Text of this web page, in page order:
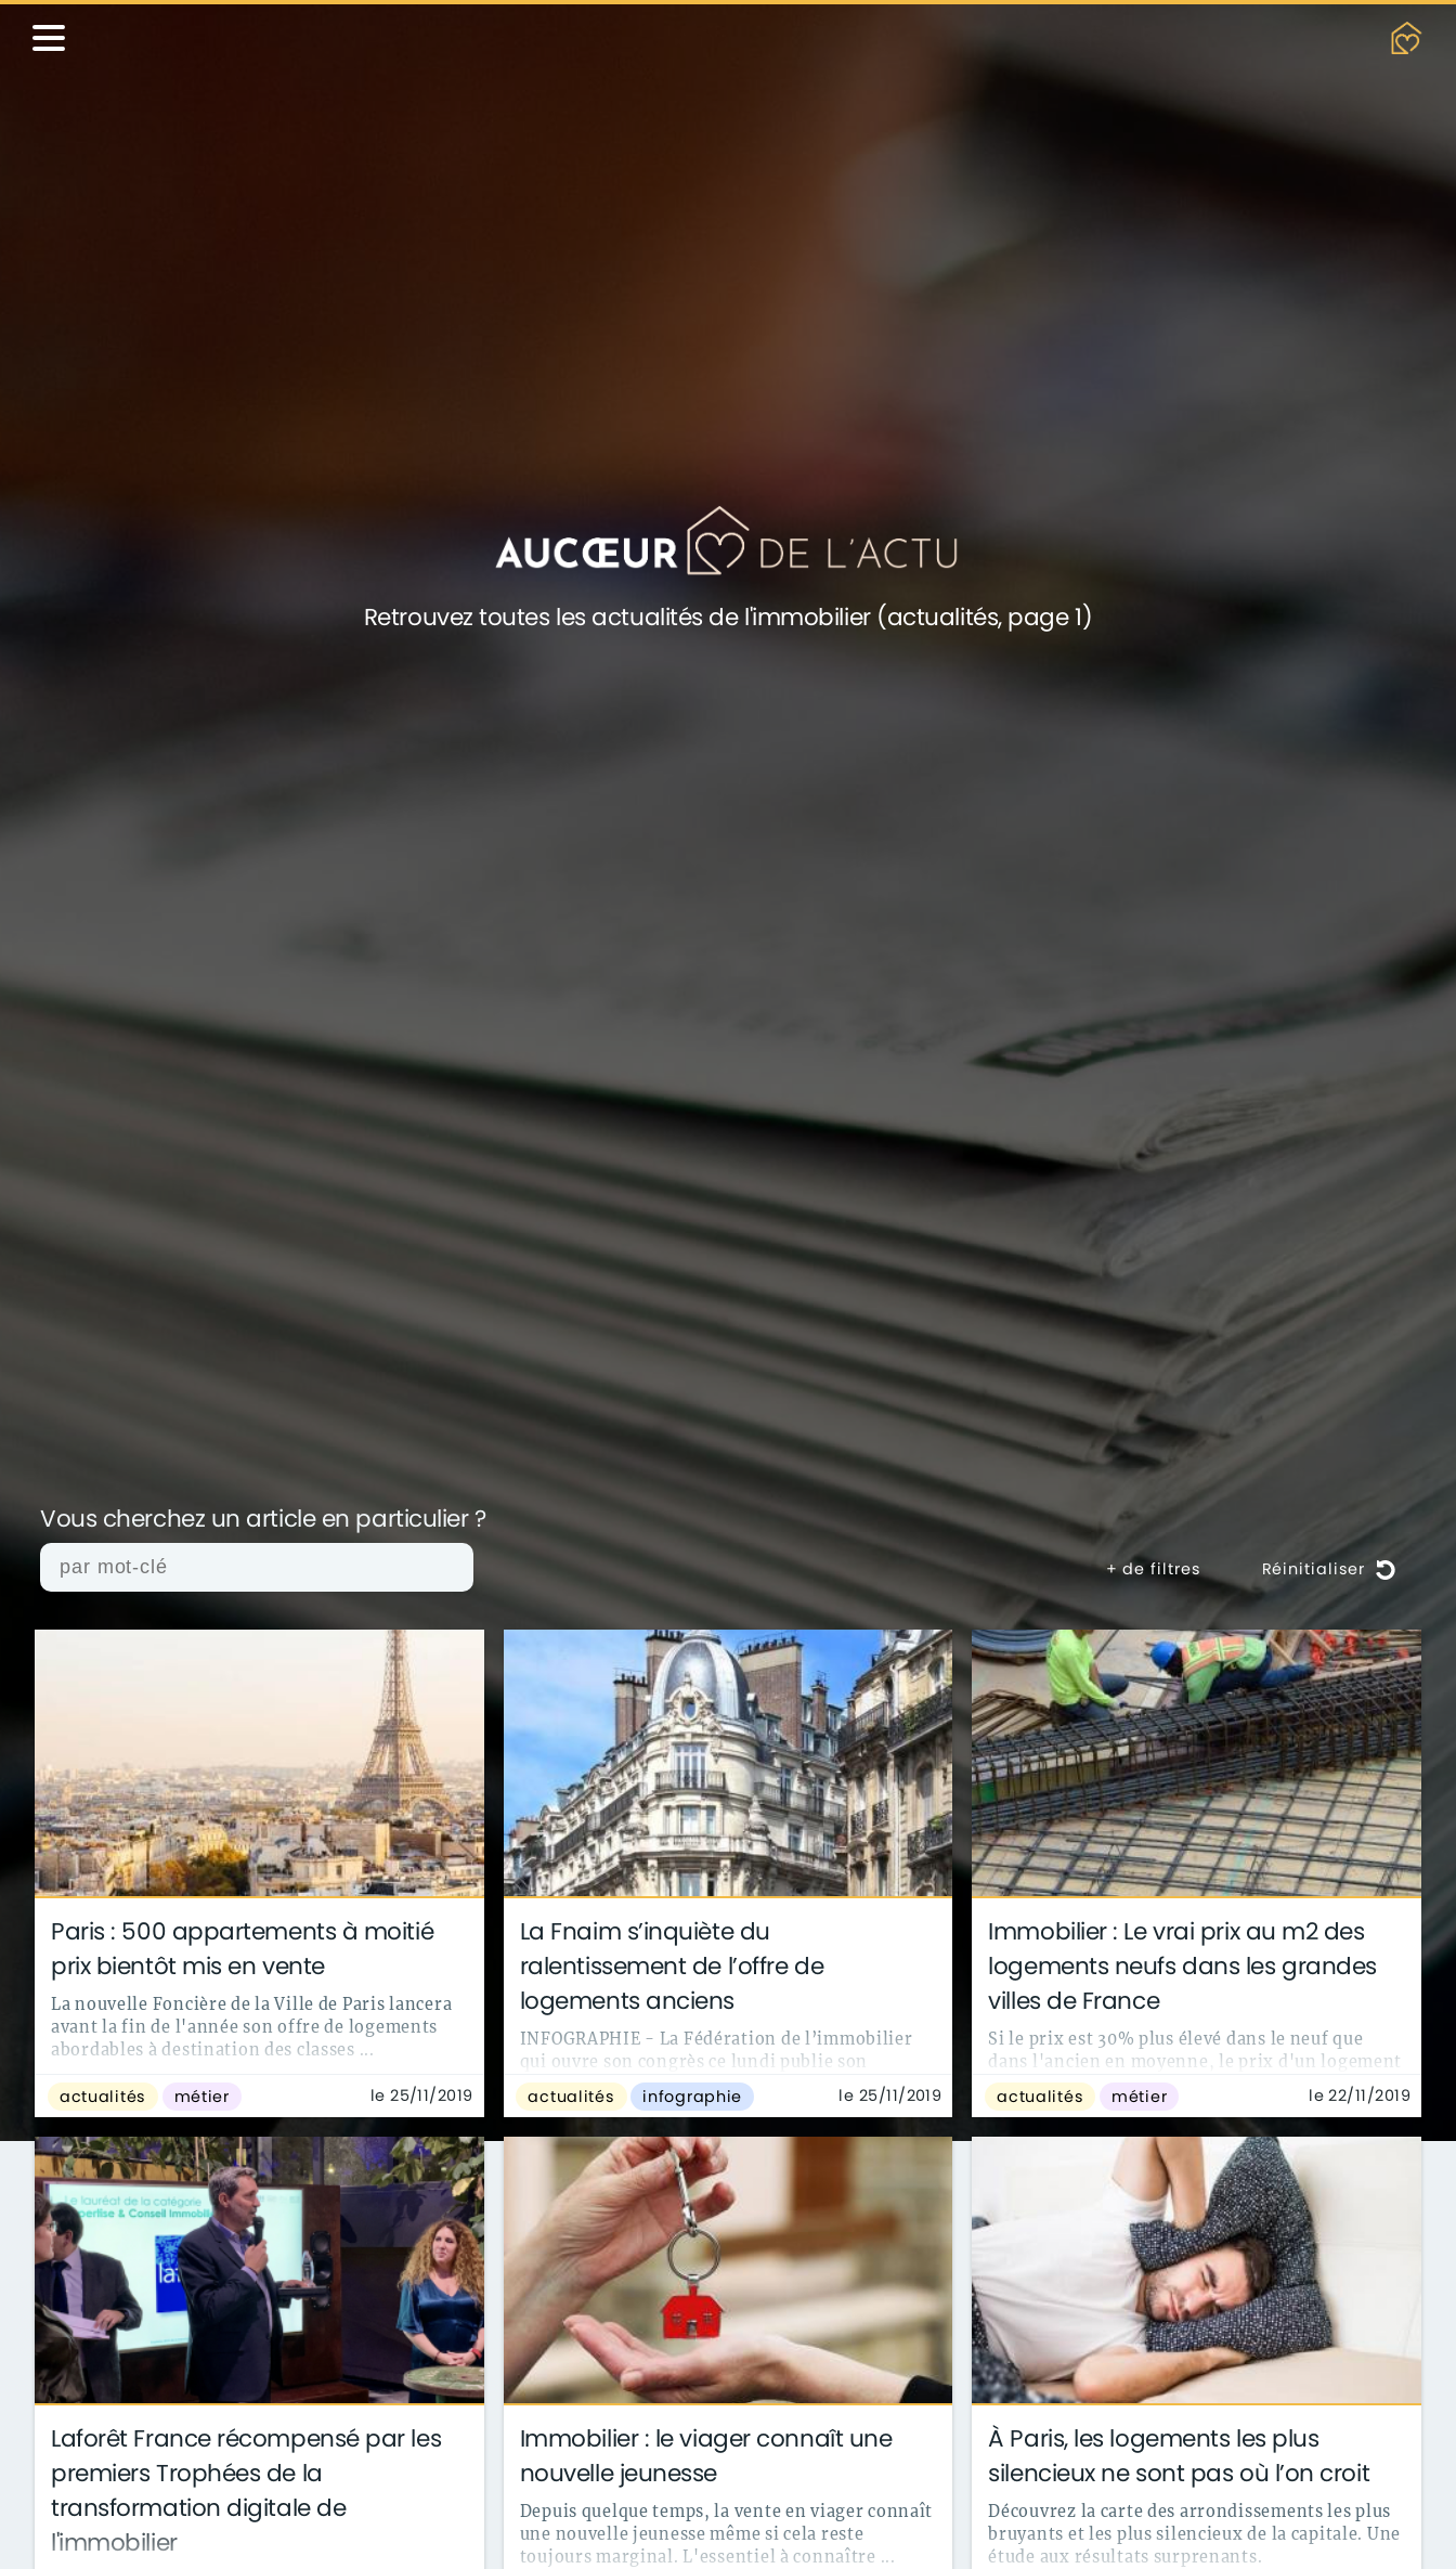
Retrouvez toutes les actualités de l'immobilier (actualités, page 1)
Vous cherchez un article en particulier ?
+de filtres Réinitialiser
archives
infographie insolite
Paris : 500 appartements à moitié
prix bientôt mis en vente
La nouvelle Foncière de la Ville de Paris lancera
avant la fin de l'année son offre de logements
abordables à destination des classes ...
actualités métier le 25/11/2019
La Fnaim s’inquiète du
ralentissement de l’offre de
logements anciens
INFOGRAPHIE - La Fédération de l’immobilier
qui ouvre son congrès ce lundi publie son
premier baromètre Fnaim/Le Figaro de la ...
actualités infographie le 25/11/2019
Immobilier : Le vrai prix au m2 des
logements neufs dans les grandes
villes de France
Si le prix est 30% plus élevé dans le neuf que
dans l'ancien en moyenne, le prix d'un logement
fraîchement construit varie selon un ...
actualités métier le 22/11/2019
Laforêt France récompensé par les
premiers Trophées de la
transformation digitale de
l'immobilier
Immobilier : le viager connaît une
nouvelle jeunesse
Depuis quelque temps, la vente en viager connaît
une nouvelle jeunesse même si cela reste
toujours marginal. L'essentiel à connaître ...
À Paris, les logements les plus
silencieux ne sont pas où l’on croit
Découvrez la carte des arrondissements les plus
bruyants et les plus silencieux de la capitale. Une
étude aux résultats surprenants.